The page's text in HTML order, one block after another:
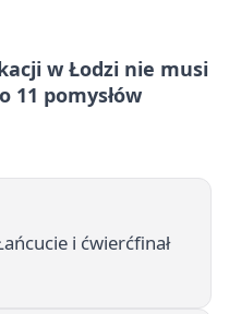
w Łodzi nie musi
11 pomysłów
i ćwierćfinał